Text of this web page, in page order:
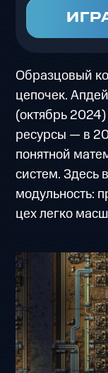
Образцовый
цепочек.
(октябрь
ресурсы — в
понятной
систем.
модульность:
цех легко